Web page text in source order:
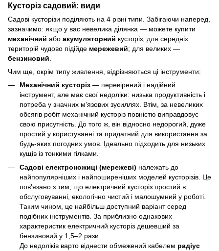
Кусторіз садовий: види
Садові кусторізи поділяють на 4 різні типи. Забігаючи наперед,
зазначимо: якщо у вас невелика ділянка — можете купити
механічний або акумуляторний кусторіз; для середніх
територій чудово підійде мережевий; для великих —
бензиновий
Чим ще, окрім типу живлення, відрізняються ці інструменти:
Механічний кусторіз — перевірений і надійний
інструмент, але має свої недоліки: низька продуктивність і
потреба у значних м’язових зусиллях. Втім, за невеликих
обсягів робіт механічний кусторіз повністю виправдовує
свою присутність. До того ж, він відносно недорогий, дуже
простий у користуванні та придатний для використання за
будь-яких погодних умов. Ідеально підходить для низьких
кущів із тонкими гілками.
Садові електроножиці (мережеві) належать до
найпопулярніших і найпоширеніших моделей кусторізів. Це
пов’язано з тим, що електричний кусторіз простий в
обслуговуванні, екологічно чистий і малошумний у роботі.
Таким чином, це найбільш доступний варіант серед
подібних інструментів. За приблизно однакових
характеристик електричний кусторіз дешевший за
бензиновий у 1,5–2 рази.
До недоліків варто віднести обмежений кабелем радіус